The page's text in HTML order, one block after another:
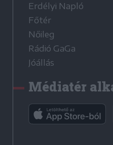
Erdélyi Napló
Főtér
Nőileg
Rádió GaGa
Jóállás
Médiatér